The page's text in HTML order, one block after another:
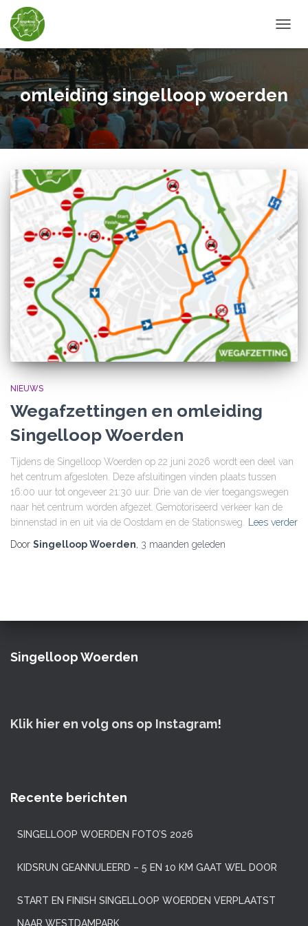
omleiding singelloop woerden
NIEUWS
Wegafzettingen en omleiding
Singelloop Woerden
Tijdens de Singelloop Woerden op 22 juni 2026 wordt een deel van
het centrum afgesloten. Deze afsluitingen vinden plaats tussen
16:00 uur tot ongeveer 21:30 uur. Drie van de vier toegangswegen
naar het centrum worden afgezet. Gemotoriseerd verkeer kan de
binnenstad in en uit via de Oostdam en de Stationsweg.
Lees verder
Door Singelloop Woerden, 3 maanden geleden
Singelloop Woerden
Klik hier en volg ons op Instagram!
Recente berichten
SINGELLOOP WOERDEN FOTO’S 2026
KIDSRUN GEANNULEERD – 5 EN 10 KM GAAT WEL DOOR
START EN FINISH SINGELLOOP WOERDEN VERPLAATST
NAAR WESTDAMPARK